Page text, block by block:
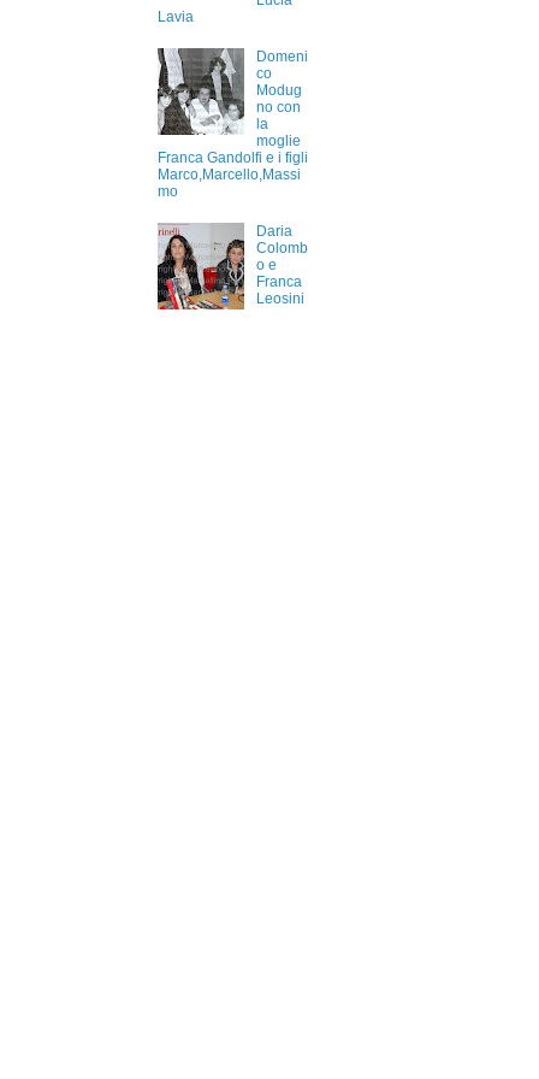
Lavia
Domeni
co
Modug
no con
la
moglie
Franca Gandolfi e i figli
Marco,Marcello,Massi
mo
Daria
Colomb
o e
Franca
Leosini